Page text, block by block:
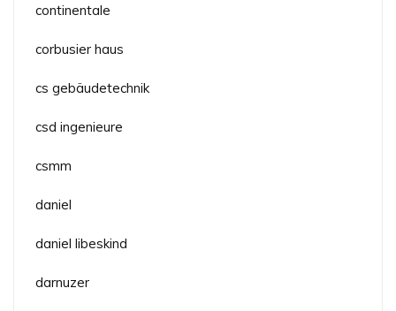
continentale
corbusier haus
cs gebäudetechnik
csd ingenieure
csmm
daniel
daniel libeskind
darnuzer